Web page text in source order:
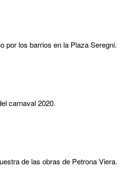
por los barrios en la Plaza Seregni.
carnaval 2020.
de las obras de Petrona Viera.